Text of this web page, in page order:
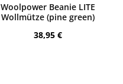
Woolpower Beanie LITE
Wollmütze (pine green)
Regulärer Preis:
38,95 €